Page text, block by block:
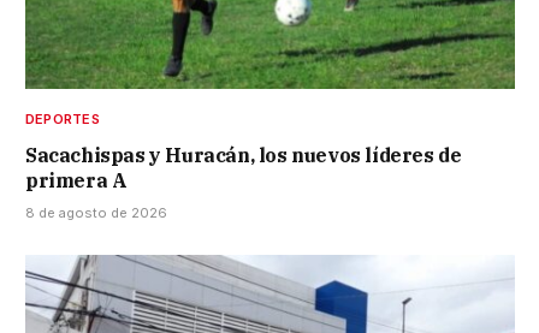
DEPORTES
Sacachispas y Huracán, los nuevos líderes de
primera A
8 de agosto de 2026